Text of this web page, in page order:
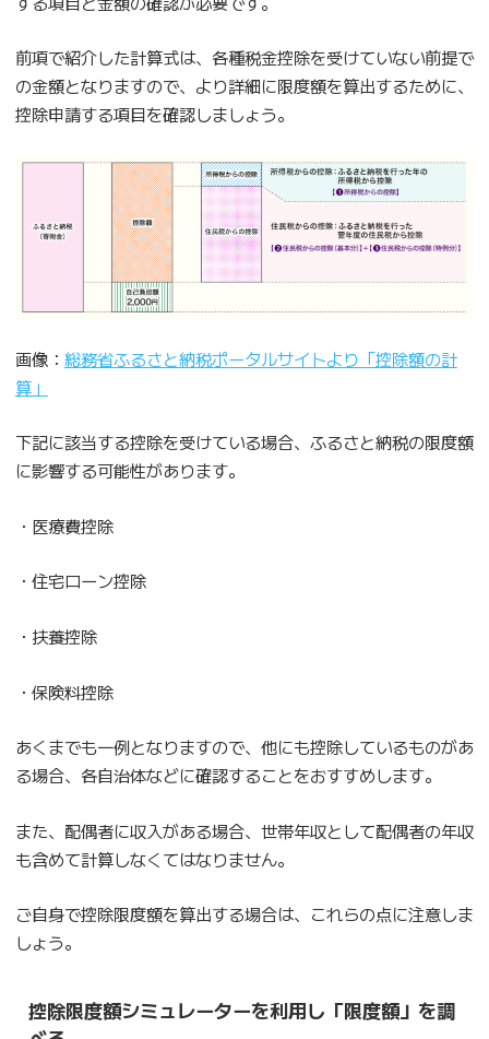
前項で紹介した計算式は、各種税金控除を受けていない前提で
の金額となりますので、より詳細に限度額を算出するために、
控除申請する項目を確認しましょう。
画像： 総務省ふるさと納税ポータルサイトより「控除額の計
算」
下記に該当する控除を受けている場合、ふるさと納税の限度額
に影響する可能性があります。
・医療費控除
・住宅ローン控除
・扶養控除
・保険料控除
あくまでも一例となりますので、他にも控除しているものがあ
る場合、各自治体などに確認することをおすすめします。
また、配偶者に収入がある場合、世帯年収として配偶者の年収
も含めて計算しなくてはなりません。
ご自身で控除限度額を算出する場合は、これらの点に注意しま
しょう。
控除限度額シミュレーターを利用し「限度額」を調